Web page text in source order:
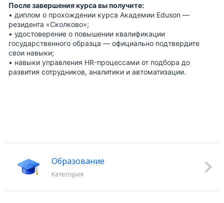
После завершения курса вы получите:
• диплом о прохождении курса Академии Eduson —
резидента «Сколково»;
• удостоверение о повышении квалификации
государственного образца — официально подтвердите
свои навыки;
• навыки управления HR-процессами от подбора до
развития сотрудников, аналитики и автоматизации.
Образование
Категория